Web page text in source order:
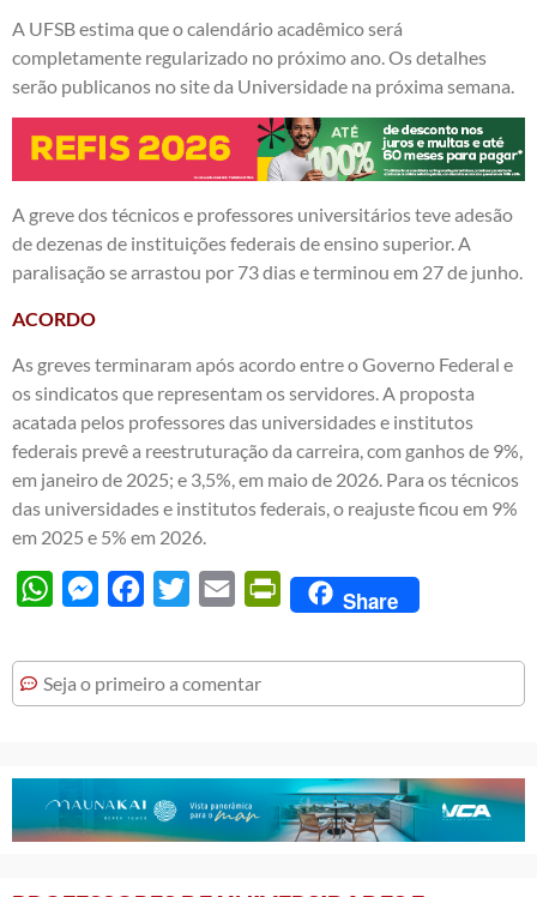
A UFSB estima que o calendário acadêmico será
completamente regularizado no próximo ano. Os detalhes
serão publicanos no site da Universidade na próxima semana.
A greve dos técnicos e professores universitários teve adesão
de dezenas de instituições federais de ensino superior. A
paralisação se arrastou por 73 dias e terminou em 27 de junho.
ACORDO
As greves terminaram após acordo entre o Governo Federal e
os sindicatos que representam os servidores. A proposta
acatada pelos professores das universidades e institutos
federais prevê a reestruturação da carreira, com ganhos de 9%,
em janeiro de 2025; e 3,5%, em maio de 2026. Para os técnicos
das universidades e institutos federais, o reajuste ficou em 9%
em 2025 e 5% em 2026.
WhatsAppMessengerFacebook
Twitter Email PrintFriendly
Share
Seja o primeiro a comentar